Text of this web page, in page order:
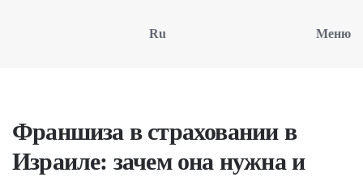
Ru Меню
Франшиза в страховании в
Израиле: зачем она нужна и